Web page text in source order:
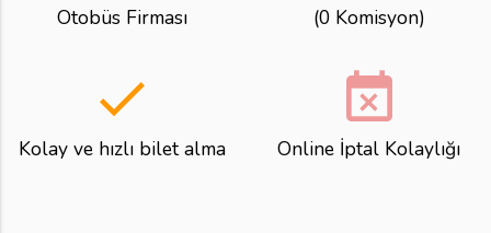
Otobüs Firması
(0 Komisyon)
done
Kolay ve hızlı bilet alma
event_busy
Online İptal Kolaylığı